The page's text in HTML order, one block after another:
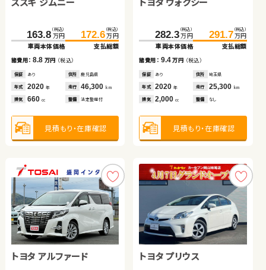
163.8 （税込）
万円
車両本体価格
172.6 （税込）
万円
支払総額
諸費用：8.8 万円 （税込）
保証 あり 住所 鹿児島県
年式 2020 年 走行 46,300 km
排気 660 cc 整備 法定整備付
見積もり・在庫確認
282.3 （税込）
万円
車両本体価格
291.7 （税込）
万円
支払総額
諸費用： 9.4万円 （税込）
保証 あり 住所 埼玉県
年式 2020年 走行 25,300 km
排気 2,000cc 整備 なし
見積もり・在庫確認
トヨタ アルファード トヨタ プリウス
ホンダ Ｎ ＢＯＸ
49.7万円
車両本体価格
支払総額
諸費用：9.9 万円 （税込）
保証 なし 住所 大分県
排気 660 整備 法定整備付
ホンダ フリード ハイブリ
ッド
49.7万円
車両本体価格
諸費用：15.3万円 （税込）
保証 なし 住所 大分県
排気 1,500cc 整備 法定整備付
トヨタ アクア
62.0万円
車両本体価格
支払総額
諸費用：8.9 万円 （税込）
保証 あり 住所 福島県
排気 1,500cc 整備 法定整備付
日産 セレナ
92.1万円
車両本体価格
諸費用：13.8万円 （税込）
保証 あり 住所 岩手県
排気 2,000cc 整備 法定整備付